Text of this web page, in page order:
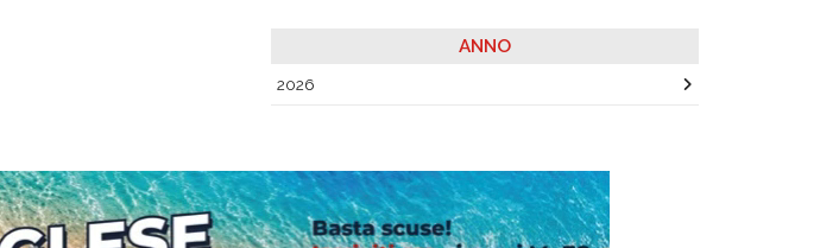
ANNO
2026